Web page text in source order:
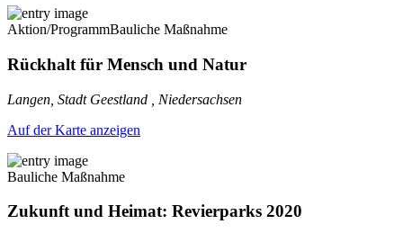
Aktion/ProgrammBauliche Maßnahme
Rückhalt für Mensch und Natur
Langen, Stadt Geestland , Niedersachsen
Auf der Karte anzeigen
Bauliche Maßnahme
Zukunft und Heimat: Revierparks 2020